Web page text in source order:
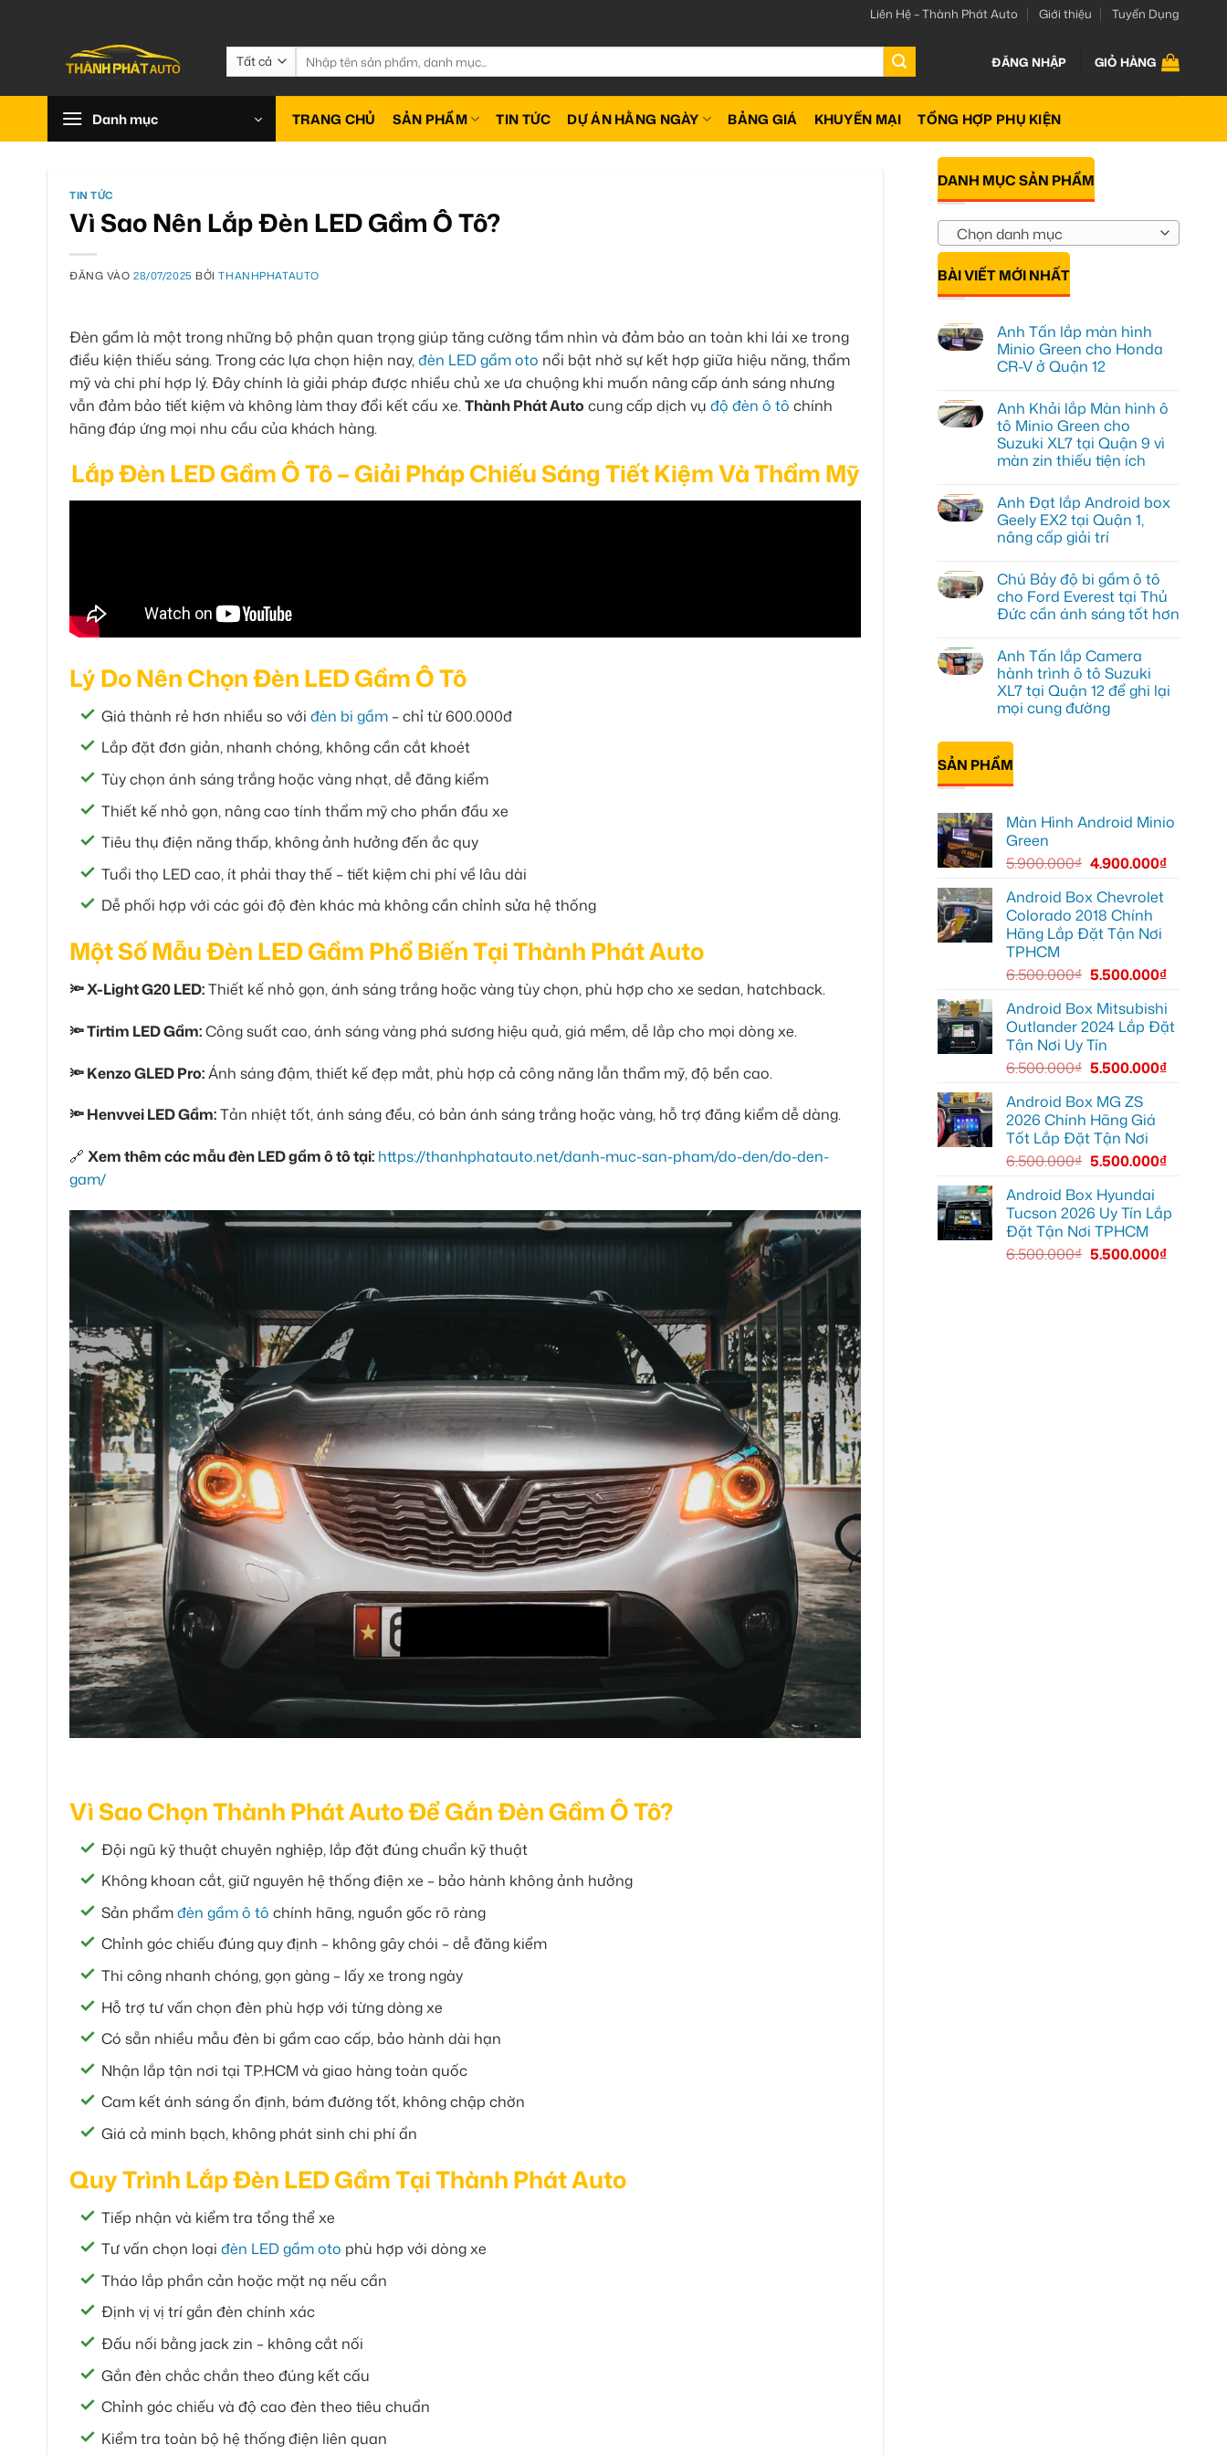
Liên Hệ – Thành Phát Auto Giới thiệu Tuyển Dụng
Tìm
kiếm:
ĐĂNG NHẬP GIỎ HÀNG
Danh mục TRANG CHỦ SẢN PHẨM TIN TỨC DỰ ÁN HẰNG NGÀY BẢNG GIÁ KHUYẾN MẠI TỔNG HỢP PHỤ KIỆN
TIN TỨC
Vì Sao Nên Lắp Đèn LED Gầm Ô Tô?
ĐĂNG VÀO28/07/2025 BỞITHANHPHATAUTO
Đèn gầm là một trong những bộ phận quan trọng giúp tăng cường tầm nhìn và đảm bảo an toàn khi lái xe trong
điều kiện thiếu sáng. Trong các lựa chọn hiện nay,đèn LED gầm oto nổi bật nhờ sự kết hợp giữa hiệu năng, thẩm
mỹ và chi phí hợp lý. Đây chính là giải pháp được nhiều chủ xe ưa chuộng khi muốn nâng cấp ánh sáng nhưng
vẫn đảm bảo tiết kiệm và không làm thay đổi kết cấu xe.Thành Phát Auto cung cấp dịch vụ độ đèn ô tô chính
hãng đáp ứng mọi nhu cầu của khách hàng.
Lắp Đèn LED Gầm Ô Tô – Giải Pháp Chiếu Sáng Tiết Kiệm Và Thẩm Mỹ
Lý Do Nên Chọn Đèn LED Gầm Ô Tô
Giá thành rẻ hơn nhiều so với đèn bi gầm – chỉ từ 600.000đ
Lắp đặt đơn giản, nhanh chóng, không cần cắt khoét
Tùy chọn ánh sáng trắng hoặc vàng nhạt, dễ đăng kiểm
Thiết kế nhỏ gọn, nâng cao tính thẩm mỹ cho phần đầu xe
Tiêu thụ điện năng thấp, không ảnh hưởng đến ắc quy
Tuổi thọ LED cao, ít phải thay thế – tiết kiệm chi phí về lâu dài
Dễ phối hợp với các gói độ đèn khác mà không cần chỉnh sửa hệ thống
Một Số Mẫu Đèn LED Gầm Phổ Biến Tại Thành Phát Auto
🔦 X-Light G20 LED:Thiết kế nhỏ gọn, ánh sáng trắng hoặc vàng tùy chọn, phù hợp cho xe sedan, hatchback.
🔦 Tirtim LED Gầm:Công suất cao, ánh sáng vàng phá sương hiệu quả, giá mềm, dễ lắp cho mọi dòng xe.
🔦 Kenzo GLED Pro:Ánh sáng đậm, thiết kế đẹp mắt, phù hợp cả công năng lẫn thẩm mỹ, độ bền cao.
🔦 Henvvei LED Gầm:Tản nhiệt tốt, ánh sáng đều, có bản ánh sáng trắng hoặc vàng, hỗ trợ đăng kiểm dễ dàng.
🔗 Xem thêm các mẫu đèn LED gầm ô tô tại: https://thanhphatauto.net/danh-muc-san-pham/do-den/do-den-
gam/
Vì Sao Chọn Thành Phát Auto Để Gắn Đèn Gầm Ô Tô?
Đội ngũ kỹ thuật chuyên nghiệp, lắp đặt đúng chuẩn kỹ thuật
Không khoan cắt, giữ nguyên hệ thống điện xe – bảo hành không ảnh hưởng
Sản phẩmđèn gầm ô tô chính hãng, nguồn gốc rõ ràng
Chỉnh góc chiếu đúng quy định – không gây chói – dễ đăng kiểm
Thi công nhanh chóng, gọn gàng – lấy xe trong ngày
Hỗ trợ tư vấn chọn đèn phù hợp với từng dòng xe
Có sẵn nhiều mẫu đèn bi gầm cao cấp, bảo hành dài hạn
Nhận lắp tận nơi tại TP.HCM và giao hàng toàn quốc
Cam kết ánh sáng ổn định, bám đường tốt, không chập chờn
Giá cả minh bạch, không phát sinh chi phí ẩn
Quy Trình Lắp Đèn LED Gầm Tại Thành Phát Auto
Tiếp nhận và kiểm tra tổng thể xe
Tư vấn chọn loại đèn LED gầm oto phù hợp với dòng xe
Tháo lắp phần cản hoặc mặt nạ nếu cần
Định vị vị trí gắn đèn chính xác
Đấu nối bằng jack zin – không cắt nối
Gắn đèn chắc chắn theo đúng kết cấu
Chỉnh góc chiếu và độ cao đèn theo tiêu chuẩn
Kiểm tra toàn bộ hệ thống điện liên quan
DANH MỤC SẢN PHẨM
Chọn danh mục
BÀI VIẾT MỚI NHẤT
Anh Tấn lắp màn hình
Minio Green cho Honda
CR-V ở Quận 12
bình
luận
ở
Anh
Tấn
lắp
Minio
Green
cho
Honda
ở
Quận
12
Anh Khải lắp Màn hình ô
tô Minio Green cho
Suzuki XL7 tại Quận 9 vì
màn zin thiếu tiện ích
bình
luận
ở
Anh
Màn
hình
ô
tô
Minio
Suzuki
XL7
tại
Quận
9
vì
zin
tiện
Anh Đạt lắp Android box
Geely EX2 tại Quận 1,
nâng cấp giải trí
bình
luận
ở
Anh
Android
box
Geely
EX2
tại
Quận
cấp
giải
trí
Chú Bảy độ bi gầm ô tô
cho Ford Everest tại Thủ
Đức cần ánh sáng tốt hơn
bình
luận
ở
Chú
Bảy
độ
gầm
tô
cho
Ford
Thủ
Đức
cần
ánh
sáng
hơn
Anh Tấn lắp Camera
hành trình ô tô Suzuki
XL7 tại Quận 12 để ghi lại
mọi cung đường
có
luận
ở
Anh
Camera
hành
trình
XL7
tại
Quận
ghi
mọi
SẢN PHẨM
Màn Hình Android Minio
Green
5.900.000₫ 4.900.000₫
Android Box Chevrolet
Colorado 2018 Chính
Hãng Lắp Đặt Tận Nơi
TPHCM
6.500.000₫ 5.500.000₫
Android Box Mitsubishi
Outlander 2024 Lắp Đặt
Tận Nơi Uy Tín
6.500.000₫ 5.500.000₫
Android Box MG ZS
2026 Chính Hãng Giá
Tốt Lắp Đặt Tận Nơi
6.500.000₫ 5.500.000₫
Android Box Hyundai
Tucson 2026 Uy Tín Lắp
Đặt Tận Nơi TPHCM
6.500.000₫ 5.500.000₫